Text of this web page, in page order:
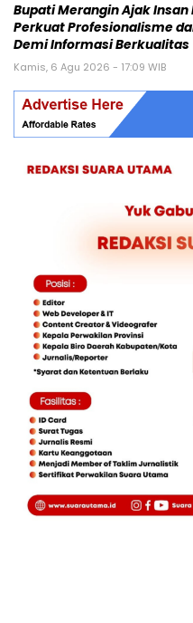
Bupati Merangin Ajak Insan
Perkuat Profesionalisme
Demi Informasi Berkualitas
Kamis, 6 Agu 2026 - 17:09 WIB